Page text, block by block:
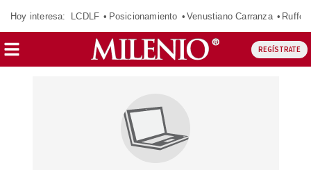
Hoy interesa: LCDLF Posicionamiento Venustiano Carranza Ruffo
REGÍSTRATE